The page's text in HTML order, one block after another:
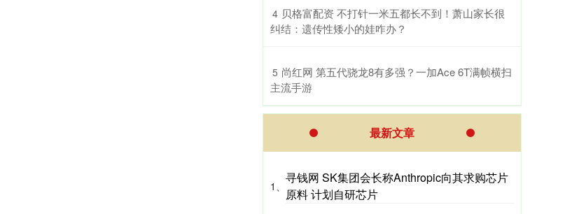
4 ​贝格富配资 不打针一米五都长不到！萧山家长很
纠结：遗传性矮小的娃咋办？
5 ​尚红网 第五代骁龙8有多强？一加Ace 6T满帧横扫
主流手游
最新文章
1、
寻钱网 SK集团会长称Anthropic向其求购芯片
原料 计划自研芯片